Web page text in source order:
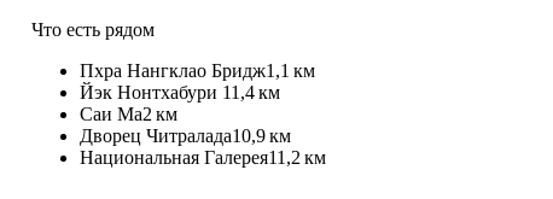
Что есть рядом
Пхра Нангклао Бридж1,1 км
Йэк Нонтхабури 11,4 км
Саи Ма2 км
Дворец Читралада10,9 км
Национальная Галерея11,2 км